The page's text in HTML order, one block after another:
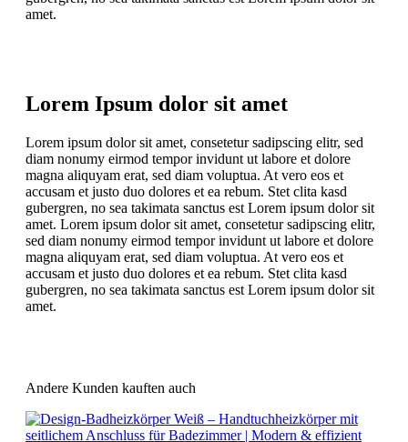
amet.
Lorem Ipsum dolor sit amet
Lorem ipsum dolor sit amet, consetetur sadipscing elitr, sed
diam nonumy eirmod tempor invidunt ut labore et dolore
magna aliquyam erat, sed diam voluptua. At vero eos et
accusam et justo duo dolores et ea rebum. Stet clita kasd
gubergren, no sea takimata sanctus est Lorem ipsum dolor sit
amet. Lorem ipsum dolor sit amet, consetetur sadipscing elitr,
sed diam nonumy eirmod tempor invidunt ut labore et dolore
magna aliquyam erat, sed diam voluptua. At vero eos et
accusam et justo duo dolores et ea rebum. Stet clita kasd
gubergren, no sea takimata sanctus est Lorem ipsum dolor sit
amet.
Andere Kunden kauften auch